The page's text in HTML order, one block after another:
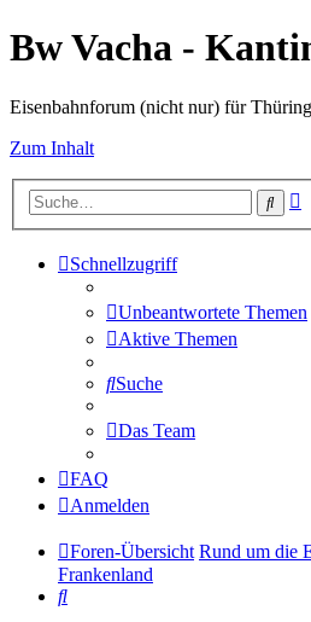
Bw Vacha -
Eisenbahnforum (nicht nur) für
Zum Inhalt
Suche
Schnellzugriff
Unbeantwortete Themen
Aktive Themen
Suche
Das Team
FAQ
Anmelden
Foren-Übersicht Rund um die
Frankenland
Suche